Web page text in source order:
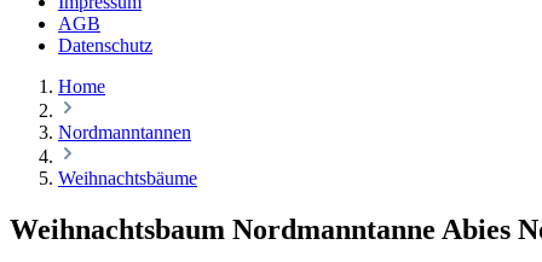
AGB
Datenschutz
Home
Nordmanntannen
Weihnachtsbäume
Weihnachtsbaum Nordmanntanne Abies